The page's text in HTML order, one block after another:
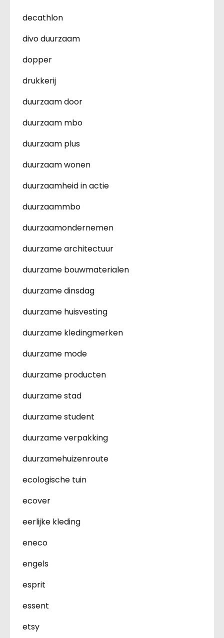
decathlon
divo duurzaam
dopper
drukkerij
duurzaam door
duurzaam mbo
duurzaam plus
duurzaam wonen
duurzaamheid in actie
duurzaammbo
duurzaamondernemen
duurzame architectuur
duurzame bouwmaterialen
duurzame dinsdag
duurzame huisvesting
duurzame kledingmerken
duurzame mode
duurzame producten
duurzame stad
duurzame student
duurzame verpakking
duurzamehuizenroute
ecologische tuin
ecover
eerlijke kleding
eneco
engels
esprit
essent
etsy